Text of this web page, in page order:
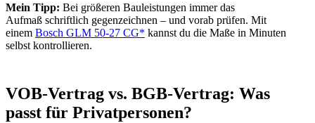
Mein Tipp: Bei größeren Bauleistungen immer das
Aufmaß schriftlich gegenzeichnen – und vorab prüfen. Mit
einem Bosch GLM 50-27 CG* kannst du die Maße in Minuten
selbst kontrollieren.
VOB-Vertrag vs. BGB-Vertrag: Was
passt für Privatpersonen?